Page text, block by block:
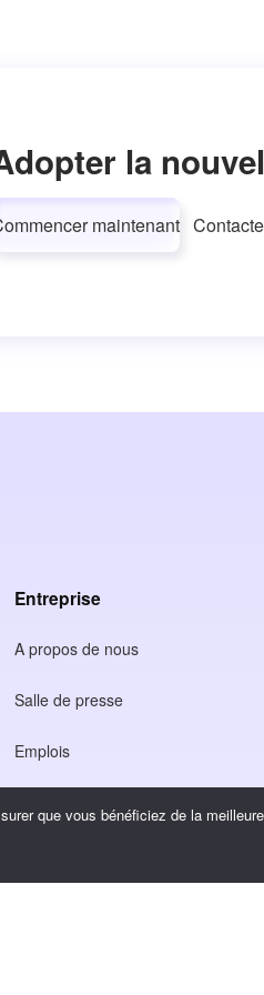
la
maintenant
Entreprise
A propos de nous
Salle de presse
Emplois
que vous bénéficiez de la